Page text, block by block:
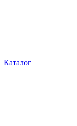
Каталог